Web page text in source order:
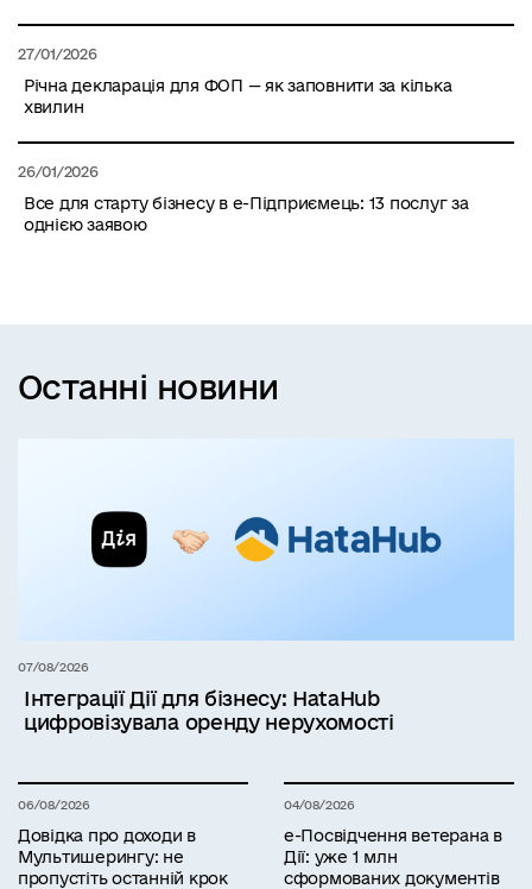
27/01/2026
Річна декларація для ФОП — як заповнити за кілька
хвилин
26/01/2026
Все для старту бізнесу в е-Підприємець: 13 послуг за
однією заявою
Останні новини
07/08/2026
Інтеграції Дії для бізнесу: HataHub
цифровізувала оренду нерухомості
06/08/2026
Довідка про доходи в
Мультишерингу: не
пропустіть останній крок
04/08/2026
е-Посвідчення ветерана в
Дії: уже 1 млн
сформованих документів